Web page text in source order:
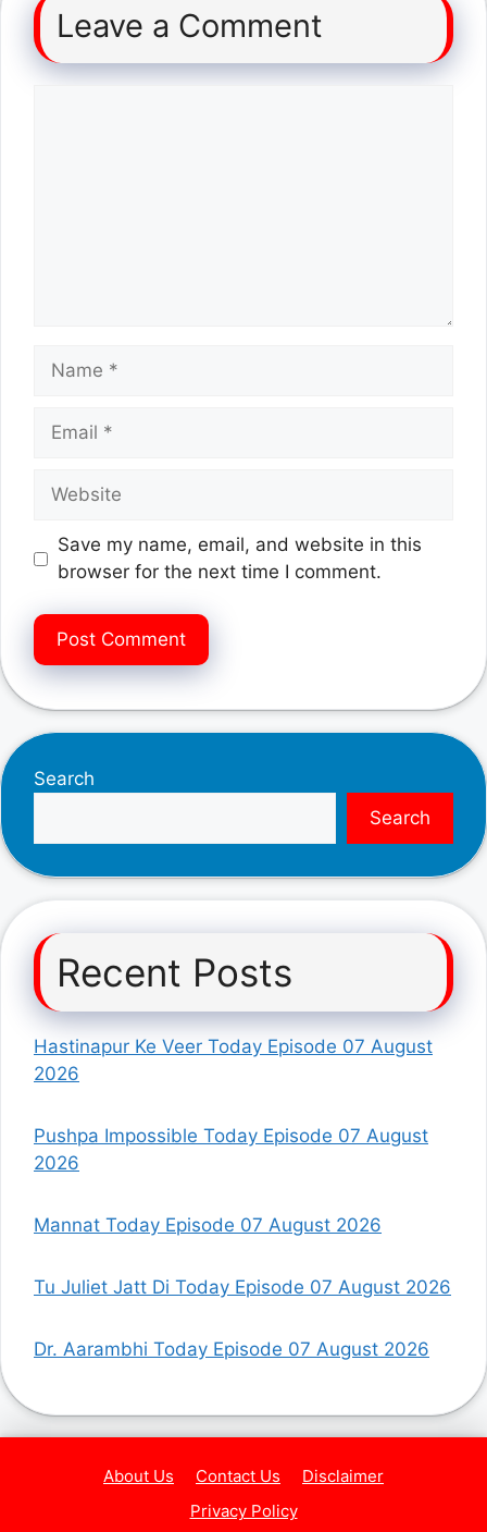
Leave a Comment
Name
Email
Website
Save my name, email, and website in this
browser for the next time I comment.
Search
Search
Recent Posts
Hastinapur Ke Veer Today Episode 07 August
2026
Pushpa Impossible Today Episode 07 August
2026
Mannat Today Episode 07 August 2026
Tu Juliet Jatt Di Today Episode 07 August 2026
Dr. Aarambhi Today Episode 07 August 2026
About Us Contact Us
Disclaimer
Privacy Policy